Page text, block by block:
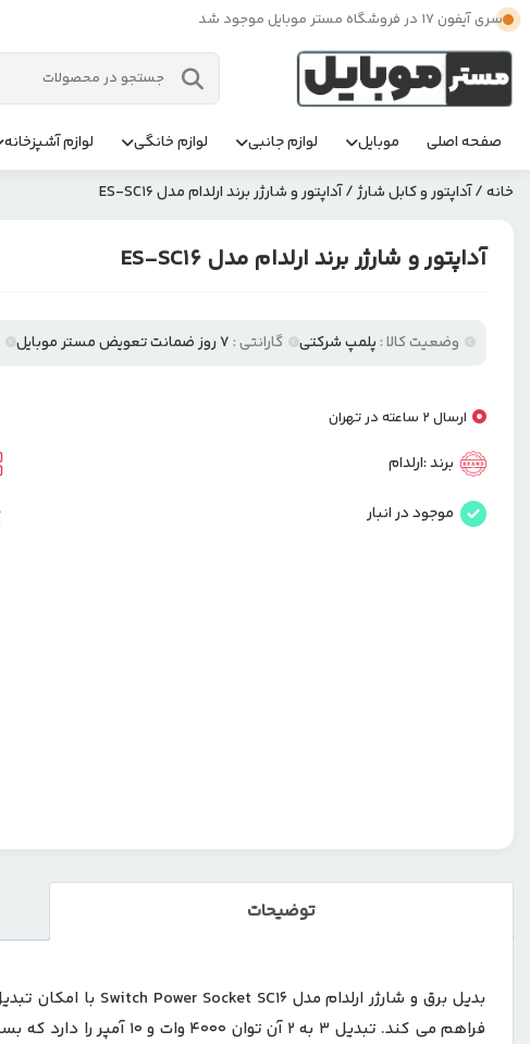
سری آیفون 17 در فروشگاه مستر موبایل موجود شد
صفحه اصلی موبایل لوازم جانبی لوازم خانگی لوازم آشپزخانه
خانه/آداپتور و کابل شارژ/ آداپتور و شارژر برند ارلدام مدل ES-SC16
آداپتور و شارژر برند ارلدام مدل ES-SC16
وضعیت کالا : پلمپ شرکتی گارانتی : ۷ روز ضمانت تعویض مستر موبایل
ارسال 2 ساعته در تهران
برند :ارلدام
موجود در انبار
توضیحات